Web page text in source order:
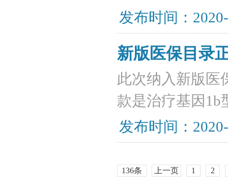
发布时间：
新版医保目录
此次纳入新版医
款是治疗基因1b
发布时间：
136条 上一页 1 2